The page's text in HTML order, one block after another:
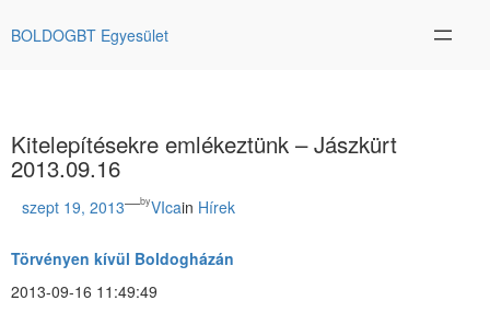
BOLDOGBT Egyesület
Kitelepítésekre emlékeztünk – Jászkürt
2013.09.16
szept 19, 2013—byVIcain Hírek
Törvényen kívül Boldogházán
2013-09-16 11:49:49